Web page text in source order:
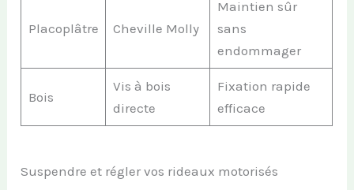
Placoplâtre Cheville Molly
Maintien sûr
sans
endommager
Bois
Vis à bois
directe
Fixation rapide
efficace
Suspendre et régler vos rideaux motorisés